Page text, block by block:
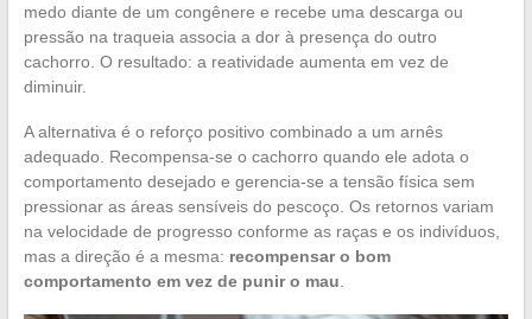
medo diante de um congênere e recebe uma descarga ou
pressão na traqueia associa a dor à presença do outro
cachorro. O resultado: a reatividade aumenta em vez de
diminuir.
A alternativa é o reforço positivo combinado a um arnês
adequado. Recompensa-se o cachorro quando ele adota o
comportamento desejado e gerencia-se a tensão física sem
pressionar as áreas sensíveis do pescoço. Os retornos variam
na velocidade de progresso conforme as raças e os indivíduos,
mas a direção é a mesma: recompensar o bom
comportamento em vez de punir o mau